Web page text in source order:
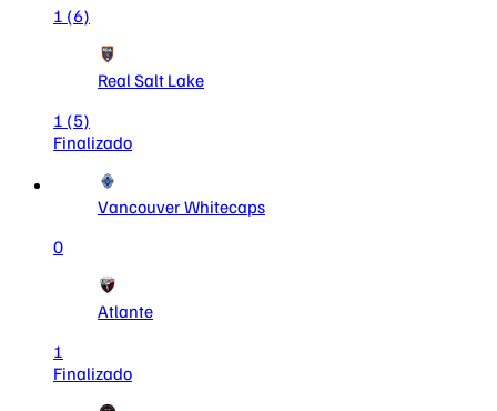
1 (6)
Real Salt Lake
1 (5)
Finalizado
Vancouver Whitecaps
0
Atlante
1
Finalizado